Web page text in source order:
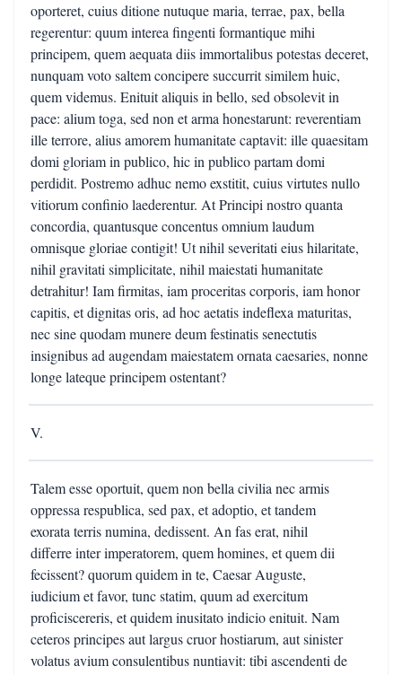
oporteret, cuius ditione nutuque maria, terrae, pax, bella
regerentur: quum interea fingenti formantique mihi
principem, quem aequata diis immortalibus potestas deceret,
nunquam voto saltem concipere succurrit similem huic,
quem videmus. Enituit aliquis in bello, sed obsolevit in
pace: alium toga, sed non et arma honestarunt: reverentiam
ille terrore, alius amorem humanitate captavit: ille quaesitam
domi gloriam in publico, hic in publico partam domi
perdidit. Postremo adhuc nemo exstitit, cuius virtutes nullo
vitiorum confinio laederentur. At Principi nostro quanta
concordia, quantusque concentus omnium laudum
omnisque gloriae contigit! Ut nihil severitati eius hilaritate,
nihil gravitati simplicitate, nihil maiestati humanitate
detrahitur! Iam firmitas, iam proceritas corporis, iam honor
capitis, et dignitas oris, ad hoc aetatis indeflexa maturitas,
nec sine quodam munere deum festinatis senectutis
insignibus ad augendam maiestatem ornata caesaries, nonne
longe lateque principem ostentant?
V.
Talem esse oportuit, quem non bella civilia nec armis
oppressa respublica, sed pax, et adoptio, et tandem
exorata terris numina, dedissent. An fas erat, nihil
differre inter imperatorem, quem homines, et quem dii
fecissent? quorum quidem in te, Caesar Auguste,
iudicium et favor, tunc statim, quum ad exercitum
proficiscereris, et quidem inusitato indicio enituit. Nam
ceteros principes aut largus cruor hostiarum, aut sinister
volatus avium consulentibus nuntiavit: tibi ascendenti de